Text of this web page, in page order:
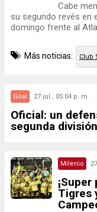
Cabe
su segundo revés en
domingo frente al
Más noticias: Club
Goal 27 jul., 05:04 p. m.
Oficial: un
segunda
Milenio
Tigres